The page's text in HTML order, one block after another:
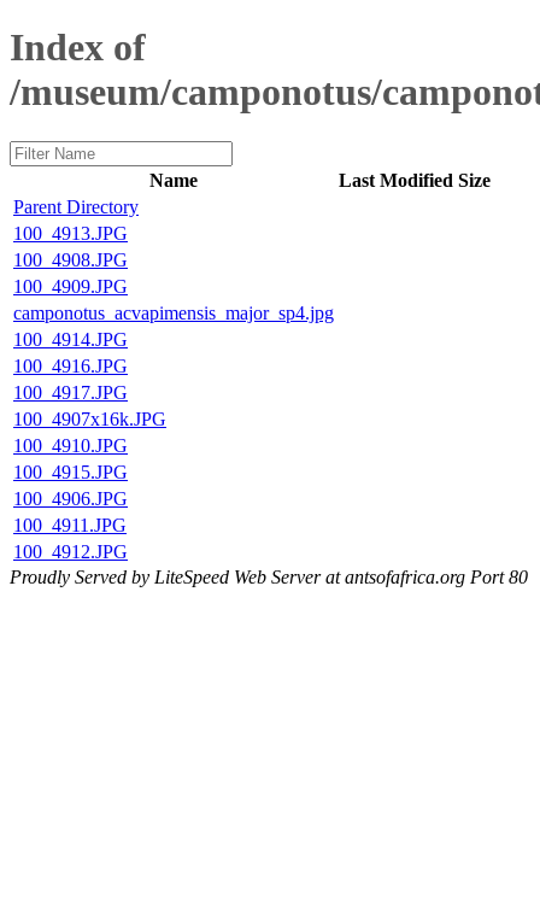
Index of
/museum/camponotus/
Name Last Modified Size
Parent Directory
100_4913.JPG
100_4908.JPG
100_4909.JPG
camponotus_acvapimensis_major_sp4.jpg
100_4914.JPG
100_4916.JPG
100_4917.JPG
100_4907x16k.JPG
100_4910.JPG
100_4915.JPG
100_4906.JPG
100_4911.JPG
100_4912.JPG
Proudly Served by LiteSpeed Web Server at antsofafrica.org Port 80